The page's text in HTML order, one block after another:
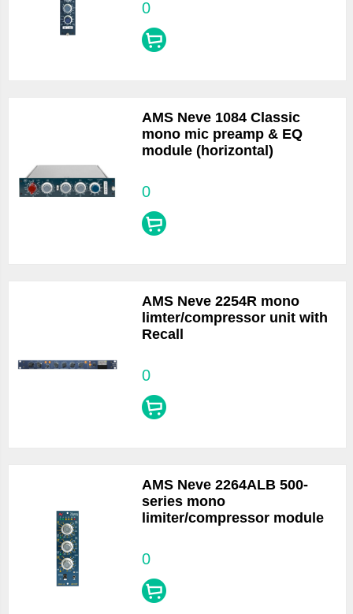
0
AMS Neve 1084 Classic
mono mic preamp & EQ
module (horizontal)
0
AMS Neve 2254R mono
limter/compressor unit with
Recall
0
AMS Neve 2264ALB 500-
series mono
limiter/compressor module
0